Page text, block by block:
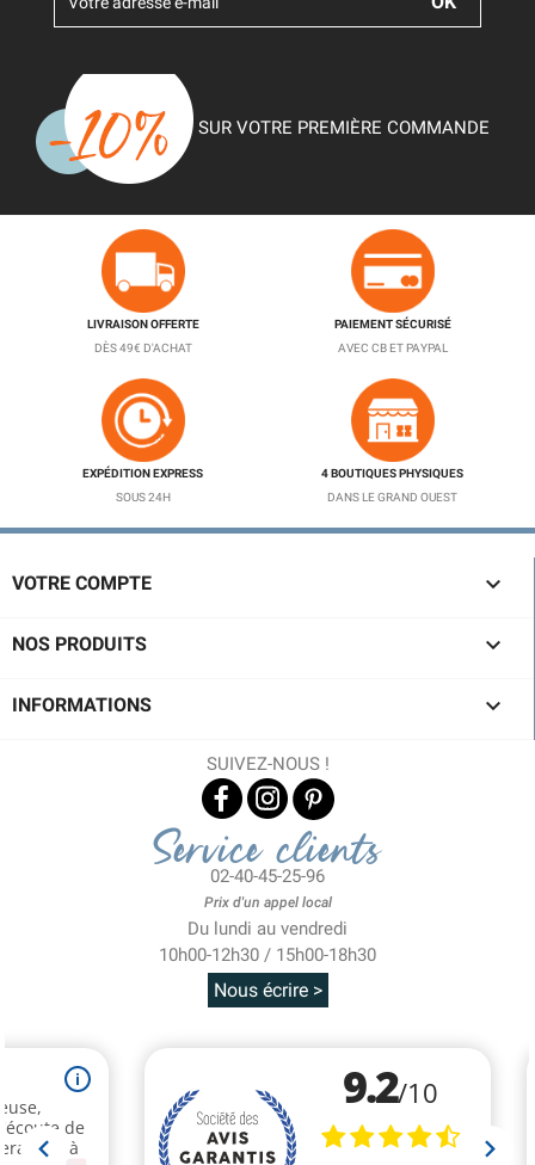
SUR VOTRE PREMIÈRE COMMANDE
LIVRAISON OFFERTE
DÈS 49€ D'ACHAT
PAIEMENT SÉCURISÉ
AVEC CB ET PAYPAL
EXPÉDITION EXPRESS
SOUS 24H
4 BOUTIQUES PHYSIQUES
DANS LE GRAND OUEST
VOTRE COMPTE 
NOS PRODUITS 
INFORMATIONS 
SUIVEZ-NOUS !
Service clients
02-40-45-25-96
Prix d'un appel local
Du lundi au vendredi
10h00-12h30 / 15h00-18h30
Nous écrire >